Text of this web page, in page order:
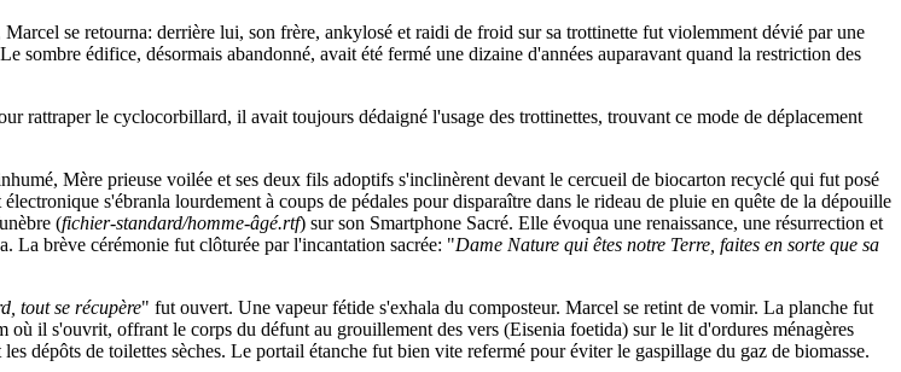
se retourna: derrière lui, son frère, ankylosé et raidi de froid sur sa trottinette fut violemment dévié par une
sombre édifice, désormais abandonné, avait été fermé une dizaine d'années auparavant quand la restriction des
rattraper le cyclocorbillard, il avait toujours dédaigné l'usage des trottinettes, trouvant ce mode de déplacement
Mère prieuse voilée et ses deux fils adoptifs s'inclinèrent devant le cercueil de biocarton recyclé qui fut posé
s'ébranla lourdement à coups de pédales pour disparaître dans le rideau de pluie en quête de la dépouille
(fichier-standard/homme-âgé.rtf) sur son Smartphone Sacré. Elle évoqua une renaissance, une résurrection et
La brève cérémonie fut clôturée par l'incantation sacrée: "Dame Nature qui êtes notre Terre, faites en sorte que sa
tout se récupère" fut ouvert. Une vapeur fétide s'exhala du composteur. Marcel se retint de vomir. La planche fut
il s'ouvrit, offrant le corps du défunt au grouillement des vers (Eisenia foetida) sur le lit d'ordures ménagères
dépôts de toilettes sèches. Le portail étanche fut bien vite refermé pour éviter le gaspillage du gaz de biomasse.